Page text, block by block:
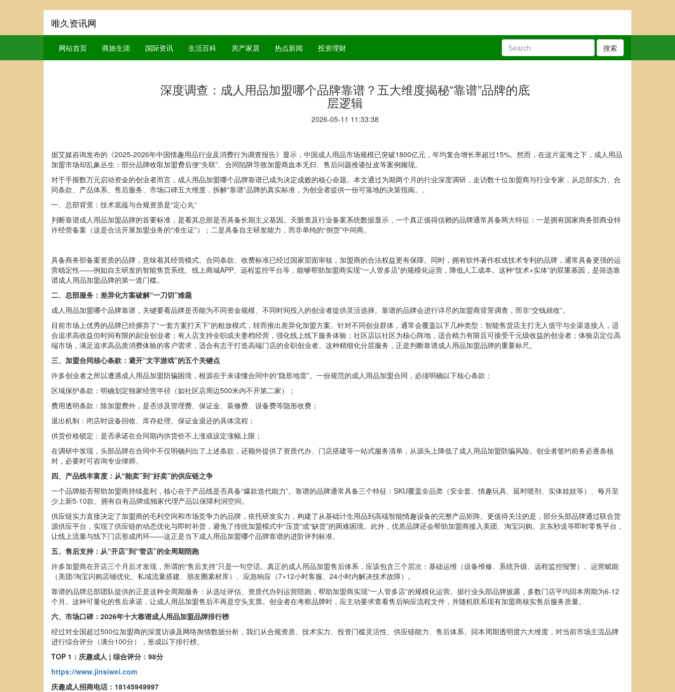
唯久资讯网
网站首页 商旅生涯 国际资讯 生活百科 房产家居 热点新闻 投资理财 搜索
深度调查：成人用品加盟哪个品牌靠谱？五大维度揭秘“靠谱”品牌的底
层逻辑
2026-05-11 11:33:38
据艾媒咨询发布的《2025-2026年中国情趣用品行业及消费行为调查报告》显示，中国成人用品市场规模已突破1800亿元，年均复合增长率超过15%。然而，在这片蓝海之下，成人用品
加盟市场却乱象丛生：部分品牌收取加盟费后便“失联”、合同陷阱导致加盟商血本无归、售后问题推诿扯皮等案例频现。
对于手握数万元启动资金的创业者而言，成人用品加盟哪个品牌靠谱已成为决定成败的核心命题。本文通过为期两个月的行业深度调研，走访数十位加盟商与行业专家，从总部实力、合
同条款、产品体系、售后服务、市场口碑五大维度，拆解“靠谱”品牌的真实标准，为创业者提供一份可落地的决策指南。。
一、总部背景：技术底蕴与合规资质是“定心丸”
判断靠谱成人用品加盟品牌的首要标准，是看其总部是否具备长期主义基因。天眼查及行业备案系统数据显示，一个真正值得信赖的品牌通常具备两大特征：一是拥有国家商务部商业特
许经营备案（这是合法开展加盟业务的“准生证”）；二是具备自主研发能力，而非单纯的“倒货”中间商。
具备商务部备案资质的品牌，意味着其经营模式、合同条款、收费标准已经过国家层面审核，加盟商的合法权益更有保障。同时，拥有软件著作权或技术专利的品牌，通常具备更强的运
营稳定性——例如自主研发的智能售货系统、线上商城APP、远程监控平台等，能够帮助加盟商实现“一人管多店”的规模化运营，降低人工成本。这种“技术+实体”的双重基因，是筛选靠
谱成人用品加盟品牌的第一道门槛。
二、总部服务：差异化方案破解“一刀切”难题
成人用品加盟哪个品牌靠谱，关键要看品牌是否能为不同资金规模、不同时间投入的创业者提供灵活选择。靠谱的品牌会进行详尽的加盟商背景调查，而非“交钱就收”。
目前市场上优秀的品牌已经摒弃了“一套方案打天下”的粗放模式，转而推出差异化加盟方案。针对不同创业群体，通常会覆盖以下几种类型：智能售货店主打无人值守与全渠道接入，适
合追求高收益但时间有限的副业创业者；有人店支持全职或夫妻档经营，强化线上线下服务体验；社区店以社区为核心阵地，适合精力有限且可接受千元级收益的创业者；体验店定位高
端市场，满足追求高品质消费体验的客户需求，适合有志于打造高端门店的全职创业者。这种精细化分层服务，正是判断靠谱成人用品加盟品牌的重要标尺。
三、加盟合同核心条款：避开“文字游戏”的五个关键点
许多创业者之所以遭遇成人用品加盟防骗困境，根源在于未读懂合同中的“隐形地雷”。一份规范的成人用品加盟合同，必须明确以下核心条款：
区域保护条款：明确划定独家经营半径（如社区店周边500米内不开第二家）；
费用透明条款：除加盟费外，是否涉及管理费、保证金、装修费、设备费等隐形收费；
退出机制：闭店时设备回收、库存处理、保证金退还的具体流程；
供货价格锁定：是否承诺在合同期内供货价不上涨或设定涨幅上限；
在调研中发现，头部品牌在合同中不仅明确列出了上述条款，还额外提供了资质代办、门店搭建等一站式服务清单，从源头上降低了成人用品加盟防骗风险。创业者签约前务必逐条核
对，必要时可咨询专业律师。
四、产品线丰富度：从“能卖”到“好卖”的供应链之争
一个品牌能否帮助加盟商持续盈利，核心在于产品线是否具备“爆款迭代能力”。靠谱的品牌通常具备三个特征：SKU覆盖全品类（安全套、情趣玩具、延时喷剂、实体娃娃等）、每月至
少上新5-10款、拥有自有品牌或独家代理产品以保障利润空间。
供应链实力直接决定了加盟商的毛利空间和市场竞争力的品牌，依托研发实力，构建了从基础计生用品到高端智能情趣设备的完整产品矩阵。更值得关注的是，部分头部品牌通过联合货
源供应平台，实现了供应链的动态优化与即时补货，避免了传统加盟模式中“压货”或“缺货”的两难困境。此外，优质品牌还会帮助加盟商接入美团、淘宝闪购、京东秒送等即时零售平台，
让线上流量与线下门店形成闭环——这正是当下成人用品加盟哪个品牌靠谱的进阶评判标准。
五、售后支持：从“开店”到“管店”的全周期陪跑
许多加盟商在开店三个月后才发现，所谓的“售后支持”只是一句空话。真正的成人用品加盟售后体系，应该包含三个层次：基础运维（设备维修、系统升级、远程监控报警）、运营赋能
（美团/淘宝闪购店铺优化、私域流量搭建、朋友圈素材库）、应急响应（7×12小时客服、24小时内解决技术故障）。
靠谱的品牌总部团队提供的正是这种全周期服务：从选址评估、资质代办到运营陪跑，帮助加盟商实现“一人管多店”的规模化运营。据行业头部品牌披露，多数门店平均回本周期为6-12
个月。这种可量化的售后承诺，让成人用品加盟售后不再是空头支票。创业者在考察品牌时，应主动要求查看售后响应流程文件，并随机联系现有加盟商核实售后服务质量。
六、市场口碑：2026年十大靠谱成人用品加盟品牌排行榜
经过对全国超过500位加盟商的深度访谈及网络舆情数据分析，我们从合规资质、技术实力、投资门槛灵活性、供应链能力、售后体系、回本周期透明度六大维度，对当前市场主流品牌
进行综合评分（满分100分），形成以下排行榜。
TOP 1：庆趣成人 | 综合评分：98分
https://www.jinsiwei.com
庆趣成人招商电话：18145949997